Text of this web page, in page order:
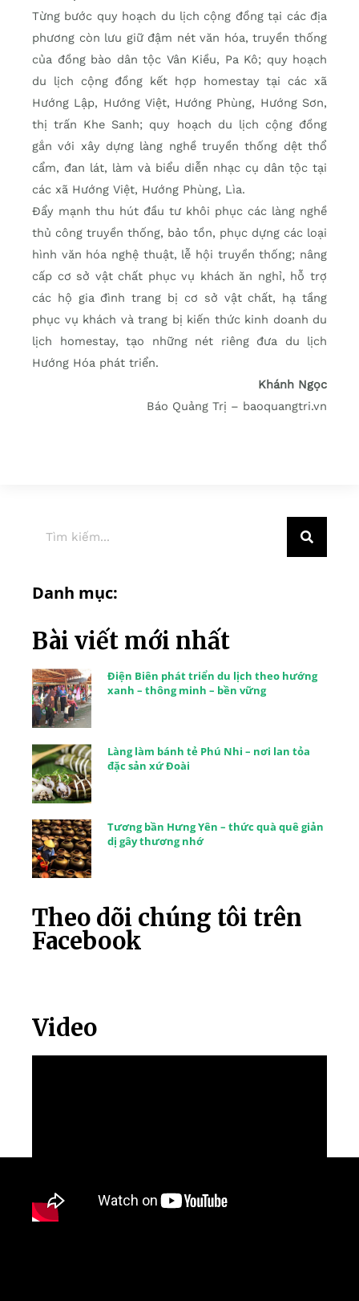
Từng bước quy hoạch du lịch cộng đồng tại các địa
phương còn lưu giữ đậm nét văn hóa, truyền thống
của đồng bào dân tộc Vân Kiều, Pa Kô; quy hoạch
du lịch cộng đồng kết hợp homestay tại các xã
Hướng Lập, Hướng Việt, Hướng Phùng, Hướng Sơn,
thị trấn Khe Sanh; quy hoạch du lịch cộng đồng
gắn với xây dựng làng nghề truyền thống dệt thổ
cẩm, đan lát, làm và biểu diễn nhạc cụ dân tộc tại
các xã Hướng Việt, Hướng Phùng, Lìa.
Đẩy mạnh thu hút đầu tư khôi phục các làng nghề
thủ công truyền thống, bảo tồn, phục dựng các loại
hình văn hóa nghệ thuật, lễ hội truyền thống; nâng
cấp cơ sở vật chất phục vụ khách ăn nghỉ, hỗ trợ
các hộ gia đình trang bị cơ sở vật chất, hạ tầng
phục vụ khách và trang bị kiến thức kinh doanh du
lịch homestay, tạo những nét riêng đưa du lịch
Hướng Hóa phát triển.
Khánh Ngọc
Báo Quảng Trị – baoquangtri.vn
Danh mục:
Bài viết mới nhất
Điện Biên phát triển du lịch theo hướng
xanh – thông minh – bền vững
Làng làm bánh tẻ Phú Nhi – nơi lan tỏa
đặc sản xứ Đoài
Tương bần Hưng Yên – thức quà quê giản
dị gây thương nhớ
Theo dõi chúng tôi trên
Facebook
Video